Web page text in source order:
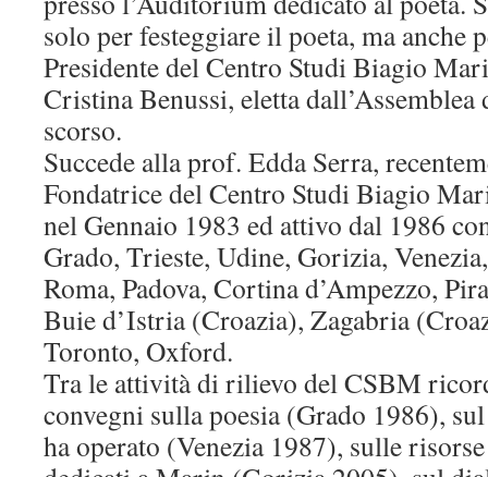
solo per festeggiare il poeta, ma anche
Presidente del Centro Studi Biagio
Cristina Benussi, eletta
scorso.
Succede alla prof. Edda Serra,
Fondatrice del Centro Studi Biagio
nel Gennaio 1983 ed attivo dal 1986
Grado, Trieste, Udine, Gorizia,
Roma, Padova, Cortina d’Ampezzo,
Buie d’Istria (Croazia), Zagabria
Toronto, Oxford.
Tra le attività di rilievo del CSBM
convegni sulla poesia (Grado 1986),
ha operato (Venezia 1987), sulle